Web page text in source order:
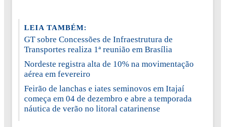
LEIA TAMBÉM:
GT sobre Concessões de Infraestrutura de
Transportes realiza 1ª reunião em Brasília
Nordeste registra alta de 10% na movimentação
aérea em fevereiro
Feirão de lanchas e iates seminovos em Itajaí
começa em 04 de dezembro e abre a temporada
náutica de verão no litoral catarinense